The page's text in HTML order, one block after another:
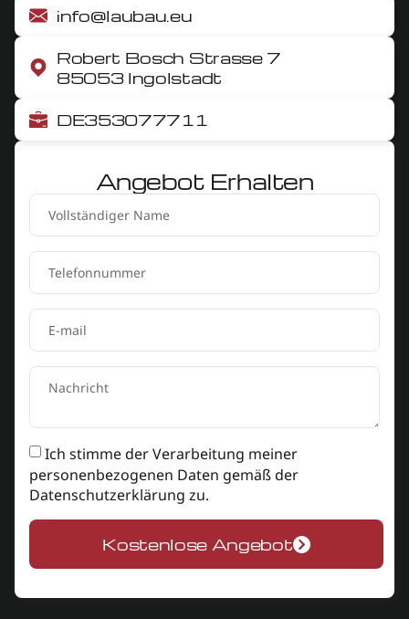
Angebot Erhalten
Ich stimme der Verarbeitung meiner
personenbezogenen Daten gemäß der
Datenschutzerklärung zu.
Kostenlose Angebot
info@laubau.eu
Robert Bosch Strasse 7
85053 Ingolstadt
DE353077711